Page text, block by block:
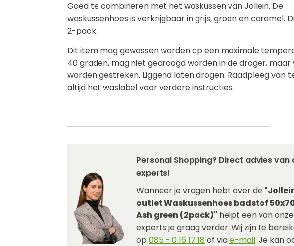
Goed te combineren met het waskussen van Jollein. De
waskussenhoes is verkrijgbaar in grijs, groen en caramel.
2-pack.
Dit item mag gewassen worden op een maximale
40 graden, mag niet gedroogd worden in de droger, maar
worden gestreken. Liggend laten drogen. Raadpleeg van
altijd het waslabel voor verdere instructies.
Personal Shopping? Direct advies van
experts!
Wanneer je vragen hebt over de
outlet Waskussenhoes badstof
Ash green (2pack)" helpt een van onze
experts je graag verder. Wij zijn te
op 085 - 0 16 17 18 of viae-mail. Je kan